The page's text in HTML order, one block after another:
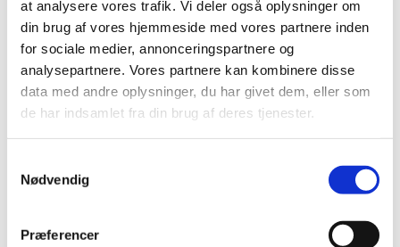
at analysere vores trafik. Vi deler også oplysninger om
din brug af vores hjemmeside med vores partnere inden
for sociale medier, annonceringspartnere og
analysepartnere. Vores partnere kan kombinere disse
data med andre oplysninger, du har givet dem, eller som
de har indsamlet fra din brug af deres tjenester.
Nødvendig
Præferencer
ABUS Kædelås
8900 (VF)
kr. 674,00
Principia A7.9
Deore – Orange m.
Sort Transfers –
29in
kr. 9.999,00